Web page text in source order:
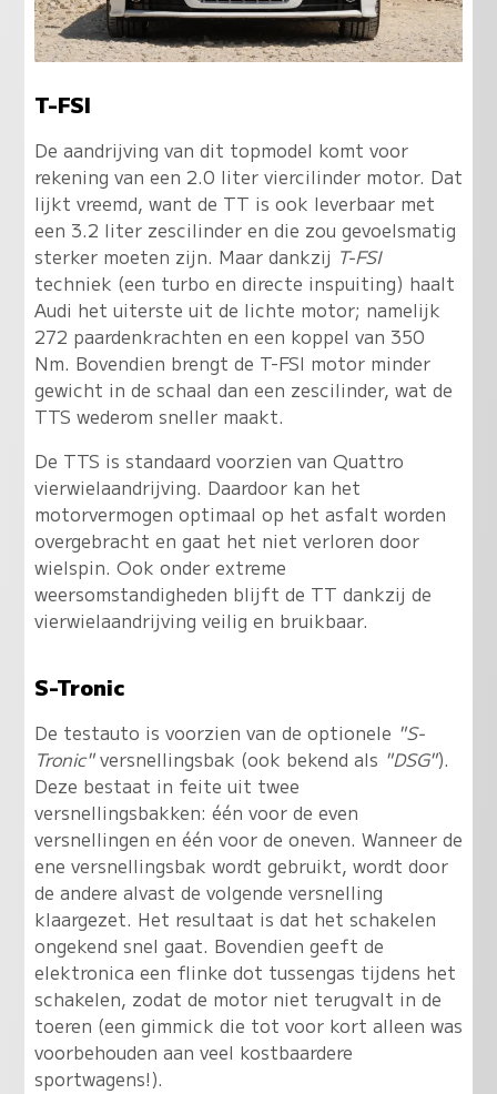
T-FSI
De aandrijving van dit topmodel komt voor
rekening van een 2.0 liter viercilinder motor. Dat
lijkt vreemd, want de TT is ook leverbaar met
een 3.2 liter zescilinder en die zou gevoelsmatig
sterker moeten zijn. Maar dankzij T-FSI
techniek (een turbo en directe inspuiting) haalt
Audi het uiterste uit de lichte motor; namelijk
272 paardenkrachten en een koppel van 350
Nm. Bovendien brengt de T-FSI motor minder
gewicht in de schaal dan een zescilinder, wat de
TTS wederom sneller maakt.
De TTS is standaard voorzien van Quattro
vierwielaandrijving. Daardoor kan het
motorvermogen optimaal op het asfalt worden
overgebracht en gaat het niet verloren door
wielspin. Ook onder extreme
weersomstandigheden blijft de TT dankzij de
vierwielaandrijving veilig en bruikbaar.
S-Tronic
De testauto is voorzien van de optionele "S-
Tronic"versnellingsbak (ook bekend als "DSG").
Deze bestaat in feite uit twee
versnellingsbakken: één voor de even
versnellingen en één voor de oneven. Wanneer de
ene versnellingsbak wordt gebruikt, wordt door
de andere alvast de volgende versnelling
klaargezet. Het resultaat is dat het schakelen
ongekend snel gaat. Bovendien geeft de
elektronica een flinke dot tussengas tijdens het
schakelen, zodat de motor niet terugvalt in de
toeren (een gimmick die tot voor kort alleen was
voorbehouden aan veel kostbaardere
sportwagens!).